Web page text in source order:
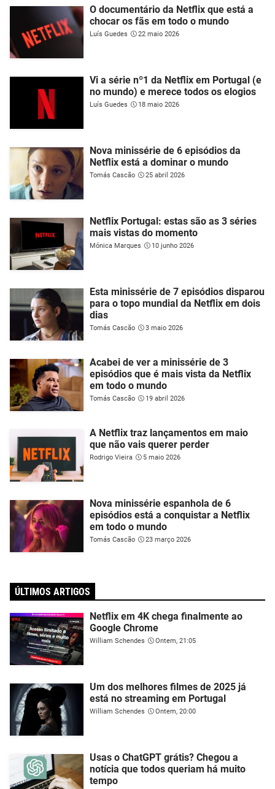
O documentário da Netflix que está a
chocar os fãs em todo o mundo
Luís Guedes 22 maio 2026
Vi a série nº1 da Netflix em Portugal (e
no mundo) e merece todos os elogios
Luís Guedes 18 maio 2026
Nova minissérie de 6 episódios da
Netflix está a dominar o mundo
Tomás Cascão 25 abril 2026
Netflix Portugal: estas são as 3 séries
mais vistas do momento
Mónica Marques 10 junho 2026
Esta minissérie de 7 episódios disparou
para o topo mundial da Netflix em dois
dias
Tomás Cascão 3 maio 2026
Acabei de ver a minissérie de 3
episódios que é mais vista da Netflix
em todo o mundo
Tomás Cascão 19 abril 2026
A Netflix traz lançamentos em maio
que não vais querer perder
Rodrigo Vieira 5 maio 2026
Nova minissérie espanhola de 6
episódios está a conquistar a Netflix
em todo o mundo
Tomás Cascão 23 março 2026
ÚLTIMOS ARTIGOS
Netflix em 4K chega finalmente ao
Google Chrome
William Schendes Ontem, 21:05
Um dos melhores filmes de 2025 já
está no streaming em Portugal
William Schendes Ontem, 20:00
Usas o ChatGPT grátis? Chegou a
notícia que todos queriam há muito
tempo